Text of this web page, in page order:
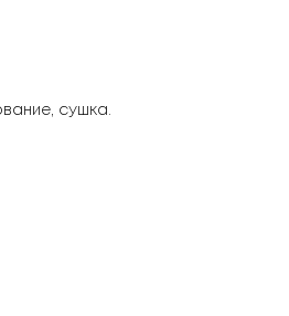
сушка.